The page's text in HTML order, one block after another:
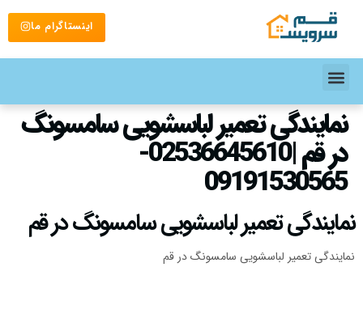
اینستاگرام ما
نمایندگی تعمیر لباسشویی سامسونگ
در قم |02536645610-
09191530565
نمایندگی تعمیر لباسشویی سامسونگ در قم
نمایندگی تعمیر لباسشویی سامسونگ در قم